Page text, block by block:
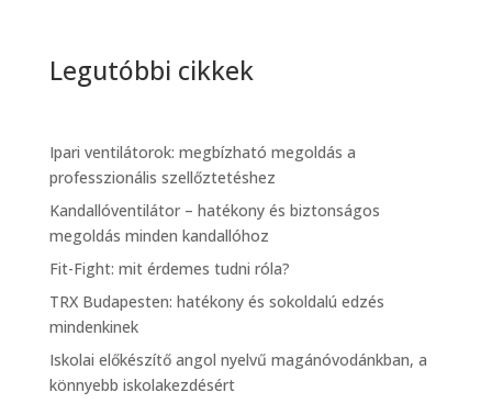
Legutóbbi cikkek
Ipari ventilátorok: megbízható megoldás a
professzionális szellőztetéshez
Kandallóventilátor – hatékony és biztonságos
megoldás minden kandallóhoz
Fit-Fight: mit érdemes tudni róla?
TRX Budapesten: hatékony és sokoldalú edzés
mindenkinek
Iskolai előkészítő angol nyelvű magánóvodánkban, a
könnyebb iskolakezdésért